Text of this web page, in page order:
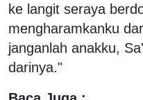
ke langit seraya
mengharamkanku
janganlah anakku,
darinya."